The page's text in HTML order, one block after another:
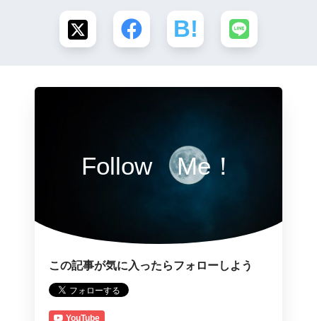
Follow Me！
この記事が気に入ったらフォローしよう
YouTube